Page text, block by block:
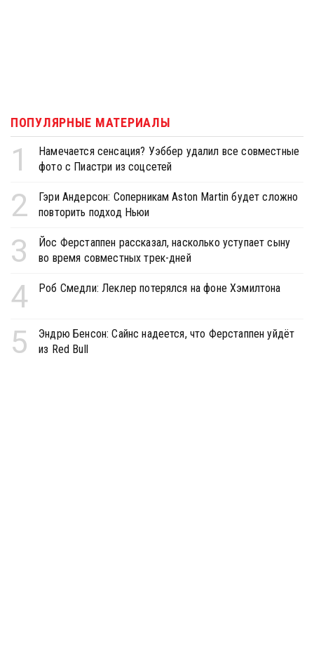
ПОПУЛЯРНЫЕ МАТЕРИАЛЫ
1
Намечается сенсация? Уэббер удалил все совместные
фото с Пиастри из соцсетей
2
Гэри Андерсон: Соперникам Aston Martin будет сложно
повторить подход Ньюи
3
Йос Ферстаппен рассказал, насколько уступает сыну
во время совместных трек-дней
4 Роб Смедли: Леклер потерялся на фоне Хэмилтона
5
Эндрю Бенсон: Сайнс надеется, что Ферстаппен уйдёт
из Red Bull